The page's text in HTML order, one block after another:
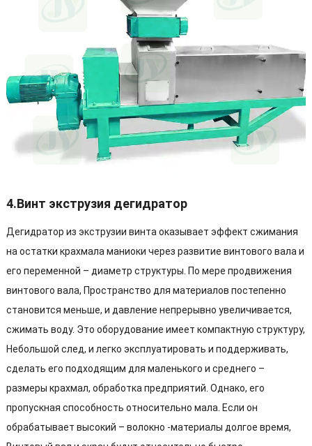
4.Винт экструзия дегидратор
Дегидратор из экструзии винта оказывает эффект сжимания
на остатки крахмала маниоки через развитие винтового вала и
его переменной – диаметр структуры. По мере продвижения
винтового вала, Пространство для материалов постепенно
становится меньше, и давление непрерывно увеличивается,
сжимать воду. Это оборудование имеет компактную структуру,
Небольшой след, и легко эксплуатировать и поддерживать,
сделать его подходящим для маленького и среднего –
размеры крахмал, обработка предприятий. Однако, его
пропускная способность относительно мала. Если он
обрабатывает высокий – волокно -материалы долгое время,